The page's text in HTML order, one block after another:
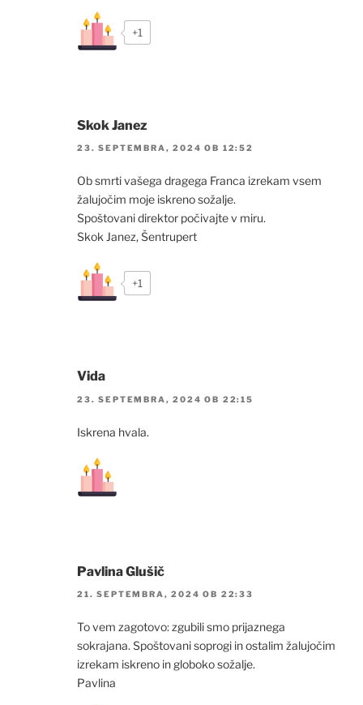
+1
Skok Janez
23. SEPTEMBRA, 2024 OB 12:52
Ob smrti vašega dragega Franca izrekam vsem
žalujočim moje iskreno sožalje.
Spoštovani direktor počivajte v miru.
Skok Janez, Šentrupert
+1
Vida
23. SEPTEMBRA, 2024 OB 22:15
Iskrena hvala.
Pavlina Glušič
21. SEPTEMBRA, 2024 OB 22:33
To vem zagotovo: zgubili smo prijaznega
sokrajana. Spoštovani soprogi in ostalim žalujočim
izrekam iskreno in globoko sožalje.
Pavlina